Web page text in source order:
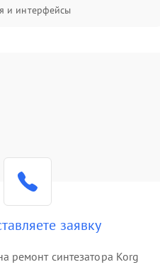
и интерфейсы
заявку
ремонт синтезатора Korg